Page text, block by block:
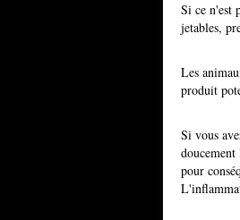
Si ce n'est
jetables,
Les
produit
Si vous
pour